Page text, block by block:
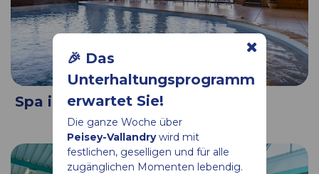
🎉 Das
Unterhaltungsprogramm
erwartet Sie!
Die ganze Woche über
Peisey-Vallandrywird mit
festlichen, geselligen und für alle
zugänglichen Momenten lebendig.
Spa im Hotel "La Vanoise"